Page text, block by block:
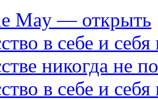
в себе и